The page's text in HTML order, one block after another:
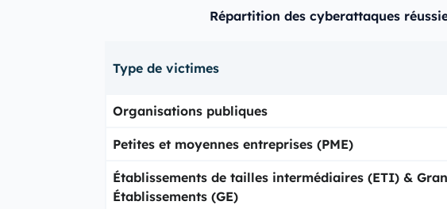
Répartition des cyberattaques
Type de victimes
Organisations publiques
Petites et moyennes entreprises (PME)
Établissements de tailles intermédiaires (ETI) &
Établissements (GE)